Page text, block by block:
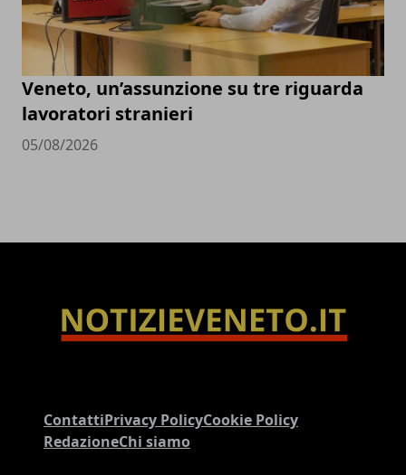
Veneto, un’assunzione su tre riguarda
lavoratori stranieri
05/08/2026
ContattiPrivacy PolicyCookie Policy
RedazioneChi siamo